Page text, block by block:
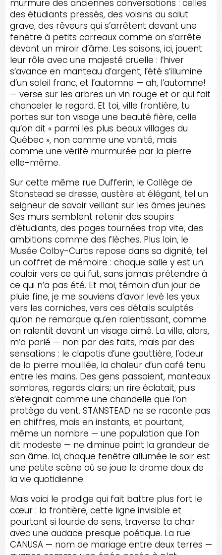
murmure des anciennes conversations : celles
des étudiants pressés, des voisins au salut
grave, des rêveurs qui s’arrêtent devant une
fenêtre à petits carreaux comme on s’arrête
devant un miroir d’âme. Les saisons, ici, jouent
leur rôle avec une majesté cruelle : l’hiver
s’avance en manteau d’argent, l’été s’illumine
d’un soleil franc, et l’automne — ah, l’automne!
— verse sur les arbres un vin rouge et or qui fait
chanceler le regard. Et toi, ville frontière, tu
portes sur ton visage une beauté fière, celle
qu’on dit « parmi les plus beaux villages du
Québec », non comme une vanité, mais
comme une vérité murmurée par la pierre
elle-même.
Sur cette même rue Dufferin, le Collège de
Stanstead se dresse, austère et élégant, tel un
seigneur de savoir veillant sur les âmes jeunes.
Ses murs semblent retenir des soupirs
d’étudiants, des pages tournées trop vite, des
ambitions comme des flèches. Plus loin, le
Musée Colby-Curtis repose dans sa dignité, tel
un coffret de mémoire : chaque salle y est un
couloir vers ce qui fut, sans jamais prétendre à
ce qui n’a pas été. Et moi, témoin d’un jour de
pluie fine, je me souviens d’avoir levé les yeux
vers les corniches, vers ces détails sculptés
qu’on ne remarque qu’en ralentissant, comme
on ralentit devant un visage aimé. La ville, alors,
m’a parlé — non par des faits, mais par des
sensations : le clapotis d’une gouttière, l’odeur
de la pierre mouillée, la chaleur d’un café tenu
entre les mains. Des gens passaient, manteaux
sombres, regards clairs; un rire éclatait, puis
s’éteignait comme une chandelle que l’on
protège du vent. STANSTEAD ne se raconte pas
en chiffres, mais en instants; et pourtant,
même un nombre — une population que l’on
dit modeste — ne diminue point la grandeur de
son âme. Ici, chaque fenêtre allumée le soir est
une petite scène où se joue le drame doux de
la vie quotidienne.
Mais voici le prodige qui fait battre plus fort le
cœur : la frontière, cette ligne invisible et
pourtant si lourde de sens, traverse ta chair
avec une audace presque poétique. La rue
CANUSA — nom de mariage entre deux terres —